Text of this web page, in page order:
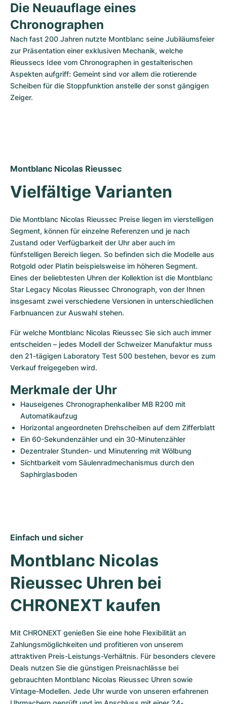
Die Neuauflage eines
Chronographen
Nach fast 200 Jahren nutzte Montblanc seine Jubiläumsfeier
zur Präsentation einer exklusiven Mechanik, welche
Rieussecs Idee vom Chronographen in gestalterischen
Aspekten aufgriff: Gemeint sind vor allem die rotierende
Scheiben für die Stoppfunktion anstelle der sonst gängigen
Zeiger.
Montblanc Nicolas Rieussec
Vielfältige Varianten
Die Montblanc Nicolas Rieussec Preise liegen im vierstelligen
Segment, können für einzelne Referenzen und je nach
Zustand oder Verfügbarkeit der Uhr aber auch im
fünfstelligen Bereich liegen. So befinden sich die Modelle aus
Rotgold oder Platin beispielsweise im höheren Segment.
Eines der beliebtesten Uhren der Kollektion ist die Montblanc
Star Legacy Nicolas Rieussec Chronograph, von der Ihnen
insgesamt zwei verschiedene Versionen in unterschiedlichen
Farbnuancen zur Auswahl stehen.
Für welche Montblanc Nicolas Rieussec Sie sich auch immer
entscheiden – jedes Modell der Schweizer Manufaktur muss
den 21-tägigen Laboratory Test 500 bestehen, bevor es zum
Verkauf freigegeben wird.
Merkmale der Uhr
Hauseigenes Chronographenkaliber MB R200 mit
Automatikaufzug
Horizontal angeordneten Drehscheiben auf dem Zifferblatt
Ein 60-Sekundenzähler und ein 30-Minutenzähler
Dezentraler Stunden- und Minutenring mit Wölbung
Sichtbarkeit vom Säulenradmechanismus durch den
Saphirglasboden
Einfach und sicher
Montblanc Nicolas
Rieussec Uhren bei
CHRONEXT kaufen
Mit CHRONEXT genießen Sie eine hohe Flexibilität an
Zahlungsmöglichkeiten und profitieren von unserem
attraktiven Preis-Leistungs-Verhältnis. Für besonders clevere
Deals nutzen Sie die günstigen Preisnachlässe bei
gebrauchten Montblanc Nicolas Rieussec Uhren sowie
Vintage-Modellen. Jede Uhr wurde von unseren erfahrenen